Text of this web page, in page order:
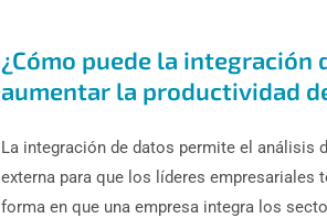
¿Cómo puede la integración
aumentar la productividad
La integración de datos permite el análisis
externa para que los líderes empresariales
forma en que una empresa integra los